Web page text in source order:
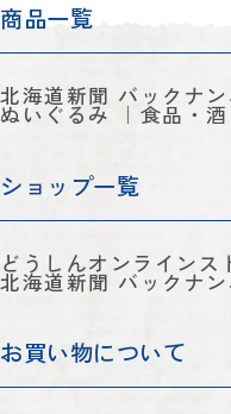
商品一覧
北海道新聞 バックナン
ぬいぐるみ 食品・酒
ショップ一覧
どうしんオンラインス
北海道新聞 バックナン
お買い物について